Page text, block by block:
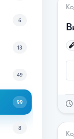
6
13
49
99
8